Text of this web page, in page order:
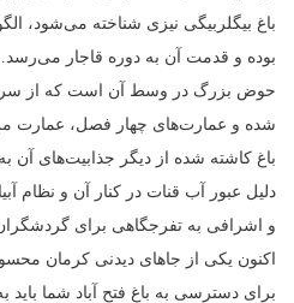
باغ بیگلربیگی نیزی شناخته می‌شود،
بوده و قدمت آن به دوره قاجار می‌رسد.
حوض بزرگ در وسط آن است که از
شده و عمارت‌های چهار فصل، عمارت
باغ کاشته شده از دیگر جذابیت‌های آن
دلیل عبور آب قنات در کنار آن و نظام
و اشرافی به تفرجگاهی برای
اکنون یکی از جاهای دیدنی کرمان
برای دسترسی به باغ فتح آباد شما باید